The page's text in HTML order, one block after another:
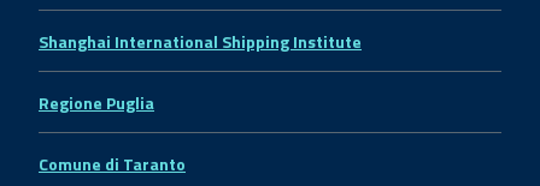
Shanghai International Shipping Institute
Regione Puglia
Comune di Taranto